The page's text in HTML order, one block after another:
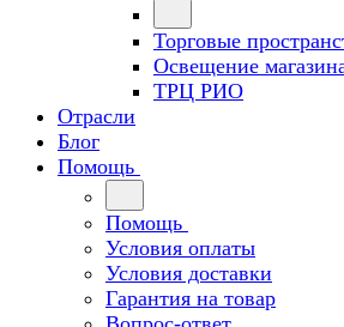
Торговые
Освещение
ТРЦ РИО
Отрасли
Блог
Помощь
Помощь
Условия оплаты
Условия доставки
Гарантия на товар